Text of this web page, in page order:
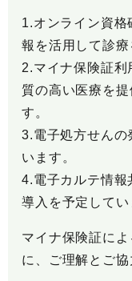
1.オンライン資
報を活用して診療
2.マイナ保険証利
質の高い医療を
す。
3.電子処方せんの
います。
4.電子カルテ情報
導入を予定してい
マイナ保険証に
に、ご理解とご協